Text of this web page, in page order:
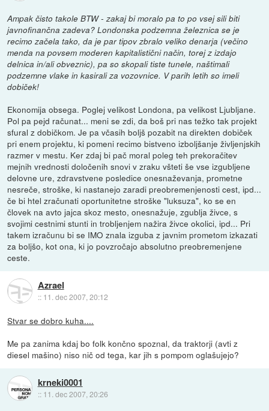
Ampak čisto takole BTW - zakaj bi moralo pa to po vsej sili biti
javnofinančna zadeva? Londonska podzemna železnica se je
recimo začela tako, da je par tipov zbralo veliko denarja (večino
menda na povsem moderen kapitalistični način, torej z izdajo
delnica in/ali obveznic), pa so skopali tiste tunele, naštimali
podzemne vlake in kasirali za vozovnice. V parih letih so imeli
dobiček!
Ekonomija obsega. Poglej velikost Londona, pa velikost Ljubljane.
Pol pa pejd računat... meni se zdi, da boš pri nas težko tak projekt
sfural z dobičkom. Je pa včasih boljš pozabit na direkten dobiček
pri enem projektu, ki pomeni recimo bistveno izboljšanje življenjskih
razmer v mestu. Ker zdaj bi pač moral poleg teh prekoračitev
mejnih vrednosti določenih snovi v zraku všteti še vse izgubljene
delovne ure, zdravstvene posledice onesnaževanja, prometne
nesreče, stroške, ki nastanejo zaradi preobremenjenosti cest, ipd...
če bi htel zračunati oportunitetne stroške "luksuza", ko se en
človek na avto jajca skoz mesto, onesnažuje, zgublja živce, s
svojimi cestnimi stunti in trobljenjem nažira živce okolici, ipd... Pri
takem izračunu bi se IMO znala izguba z javnim prometom izkazati
za boljšo, kot ona, ki jo povzročajo absolutno preobremenjene
ceste.
Azrael
:: 11. dec 2007, 20:12
Stvar se dobro kuha....
Me pa zanima kdaj bo folk končno spoznal, da traktorji (avti z
diesel mašino) niso nič od tega, kar jih s pompom oglašujejo?
krneki0001
:: 11. dec 2007, 20:26